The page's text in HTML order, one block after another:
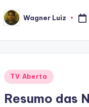
Posted
by
Wagner Luiz
Posted
TV Aberta
Resumo das